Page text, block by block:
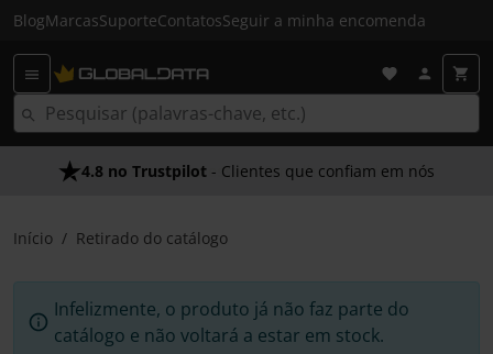
BlogMarcasSuporteContatosSeguir a minha encomenda
4.8 no Trustpilot - Clientes que confiam em nós
Início Retirado do catálogo
Infelizmente, o produto já não faz parte do
catálogo e não voltará a estar em stock.